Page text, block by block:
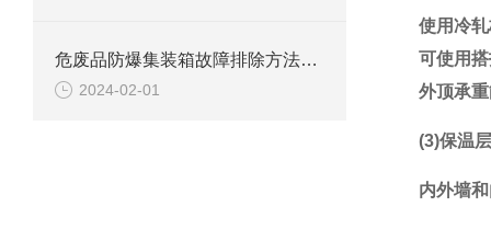
危废品防爆集装箱故障排除方法解析
2024-02-01
使用冷
可使用
外顶承
(3)保温层
内外墙